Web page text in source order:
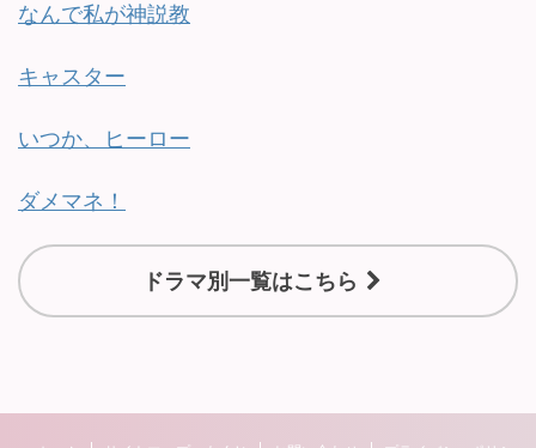
なんで私が神説教
キャスター
いつか、ヒーロー
ダメマネ！
ドラマ別一覧はこちら